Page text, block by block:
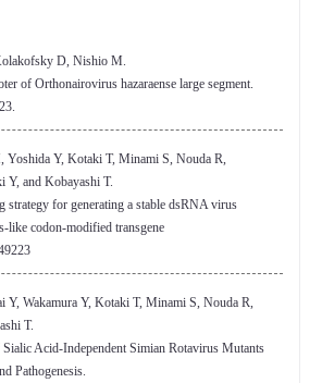
D, Nishio M.
of Orthonairovirus hazaraense large segment.
Yoshida Y, Kotaki T, Minami S, Nouda R,
Y, and Kobayashi T.
strategy for generating a stable dsRNA virus
like codon-modified transgene
Y, Wakamura Y, Kotaki T, Minami S, Nouda R,
T.
Sialic Acid-Independent Simian Rotavirus Mutants
Pathogenesis.